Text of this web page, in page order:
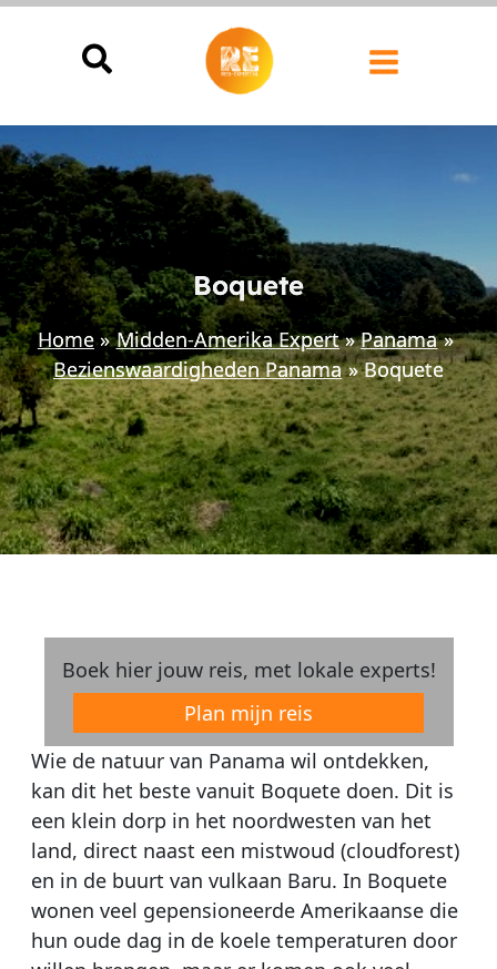
Ga
Boquete
Home Midden-Amerika Expert
Panama
Bezienswaardigheden Panama
Boquete
Boek hier jouw reis, met lokale experts!
Plan mijn reis
Wie de natuur van Panama wil ontdekken,
kan dit het beste vanuit Boquete doen. Dit is
een klein dorp in het noordwesten van het
land, direct naast een mistwoud (cloudforest)
en in de buurt van vulkaan Baru. In Boquete
wonen veel gepensioneerde Amerikaanse die
hun oude dag in de koele temperaturen door